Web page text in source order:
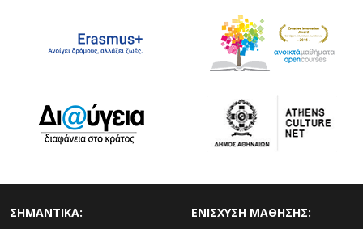
ΣΗΜΑΝΤΙΚΑ: ΕΝΙΣΧΥΣΗ ΜΑΘΗΣΗΣ: